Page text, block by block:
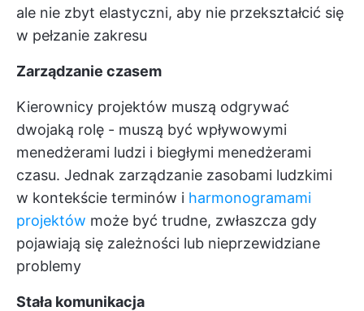
ale nie zbyt elastyczni, aby nie przekształcić się
w pełzanie zakresu
Zarządzanie czasem
Kierownicy projektów muszą odgrywać
dwojaką rolę - muszą być wpływowymi
menedżerami ludzi i biegłymi menedżerami
czasu. Jednak zarządzanie zasobami ludzkimi
w kontekście terminów i harmonogramami
projektów może być trudne, zwłaszcza gdy
pojawiają się zależności lub nieprzewidziane
problemy
Stała komunikacja